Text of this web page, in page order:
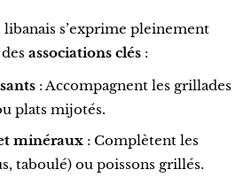
libanais s’exprime pleinement
associations clés :
: Accompagnent les grillades
plats mijotés.
minéraux : Complètent les
taboulé) ou poissons grillés.